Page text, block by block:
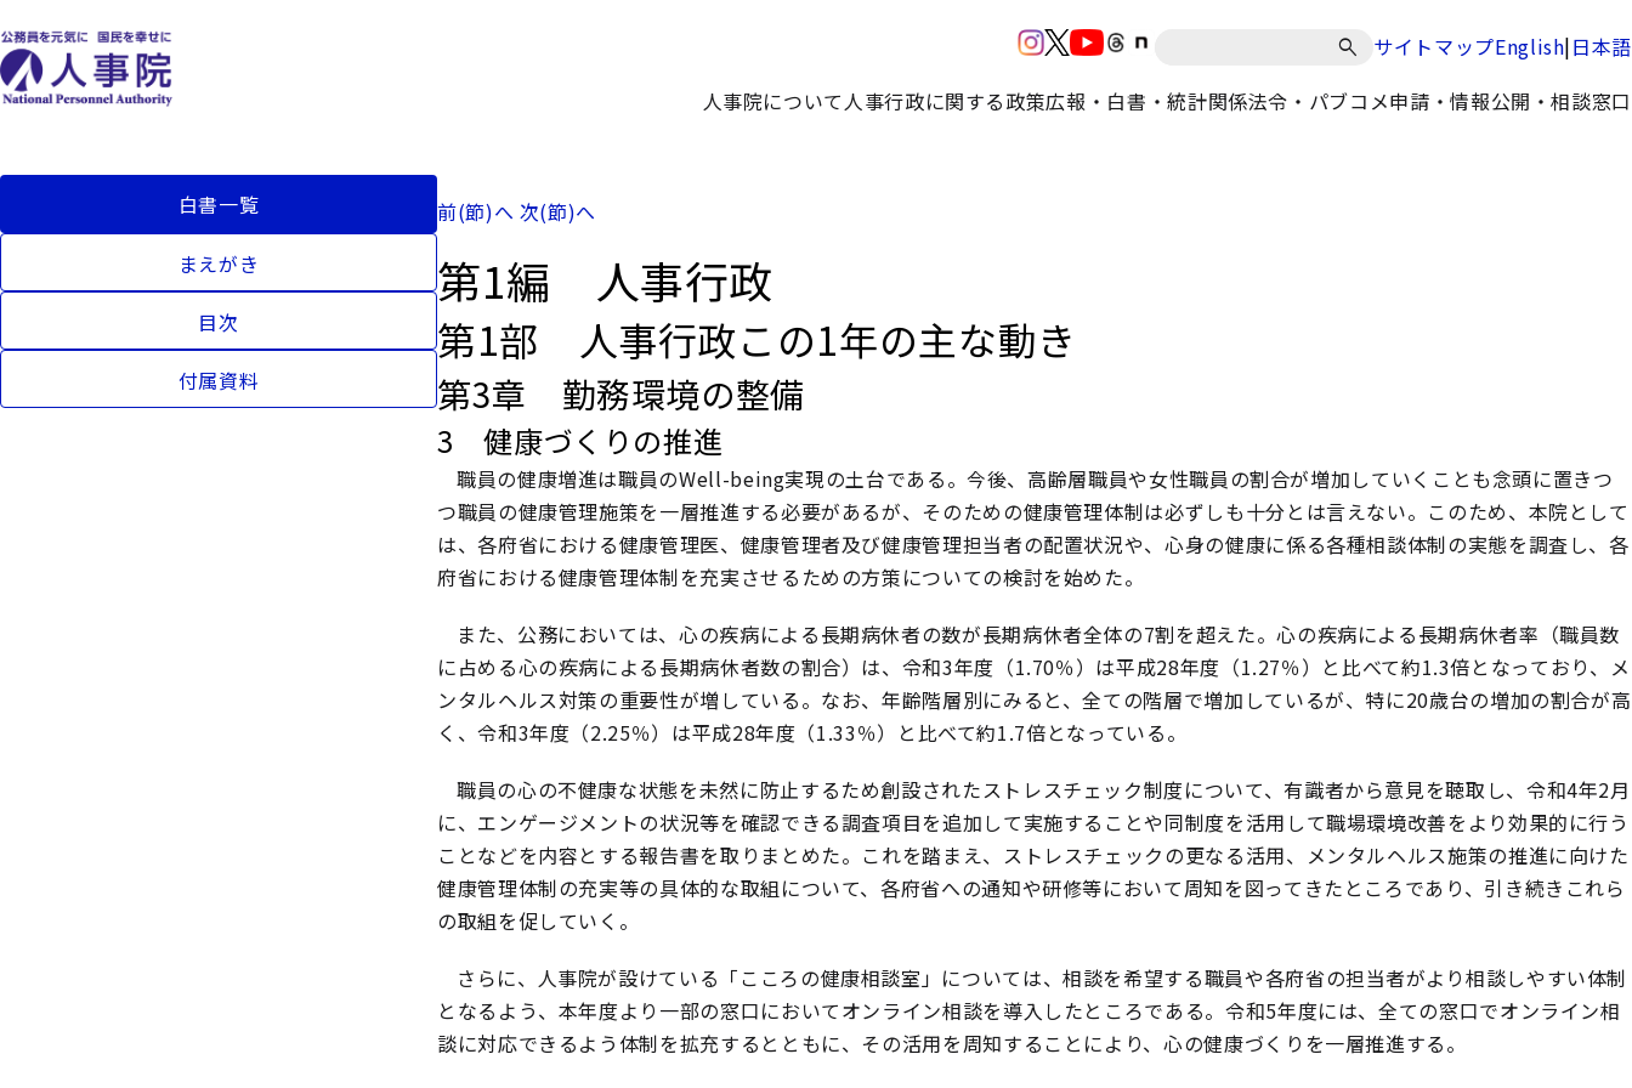
サイトマップEnglish|日本語
人事院について 人事行政に関する政策広報・白書・統計関係法令・パブコメ申請・情報公開・相談窓口
白書一覧
まえがき
目次
付属資料
前(節)へ 次(節)へ
第1編 人事行政
第1部 人事行政この1年の主な動き
第3章 勤務環境の整備
3 健康づくりの推進
職員の健康増進は職員のWell-being実現の土台である。今後、高齢層職員や女性職員の割合が増加していくことも念頭に置きつ
つ職員の健康管理施策を一層推進する必要があるが、そのための健康管理体制は必ずしも十分とは言えない。このため、本院として
は、各府省における健康管理医、健康管理者及び健康管理担当者の配置状況や、心身の健康に係る各種相談体制の実態を調査し、各
府省における健康管理体制を充実させるための方策についての検討を始めた。
また、公務においては、心の疾病による長期病休者の数が長期病休者全体の7割を超えた。心の疾病による長期病休者率（職員数
に占める心の疾病による長期病休者数の割合）は、令和3年度（1.70％）は平成28年度（1.27％）と比べて約1.3倍となっており、メ
ンタルヘルス対策の重要性が増している。なお、年齢階層別にみると、全ての階層で増加しているが、特に20歳台の増加の割合が高
く、令和3年度（2.25％）は平成28年度（1.33％）と比べて約1.7倍となっている。
職員の心の不健康な状態を未然に防止するため創設されたストレスチェック制度について、有識者から意見を聴取し、令和4年2月
に、エンゲージメントの状況等を確認できる調査項目を追加して実施することや同制度を活用して職場環境改善をより効果的に行う
ことなどを内容とする報告書を取りまとめた。これを踏まえ、ストレスチェックの更なる活用、メンタルヘルス施策の推進に向けた
健康管理体制の充実等の具体的な取組について、各府省への通知や研修等において周知を図ってきたところであり、引き続きこれら
の取組を促していく。
さらに、人事院が設けている「こころの健康相談室」については、相談を希望する職員や各府省の担当者がより相談しやすい体制
となるよう、本年度より一部の窓口においてオンライン相談を導入したところである。令和5年度には、全ての窓口でオンライン相
談に対応できるよう体制を拡充するとともに、その活用を周知することにより、心の健康づくりを一層推進する。